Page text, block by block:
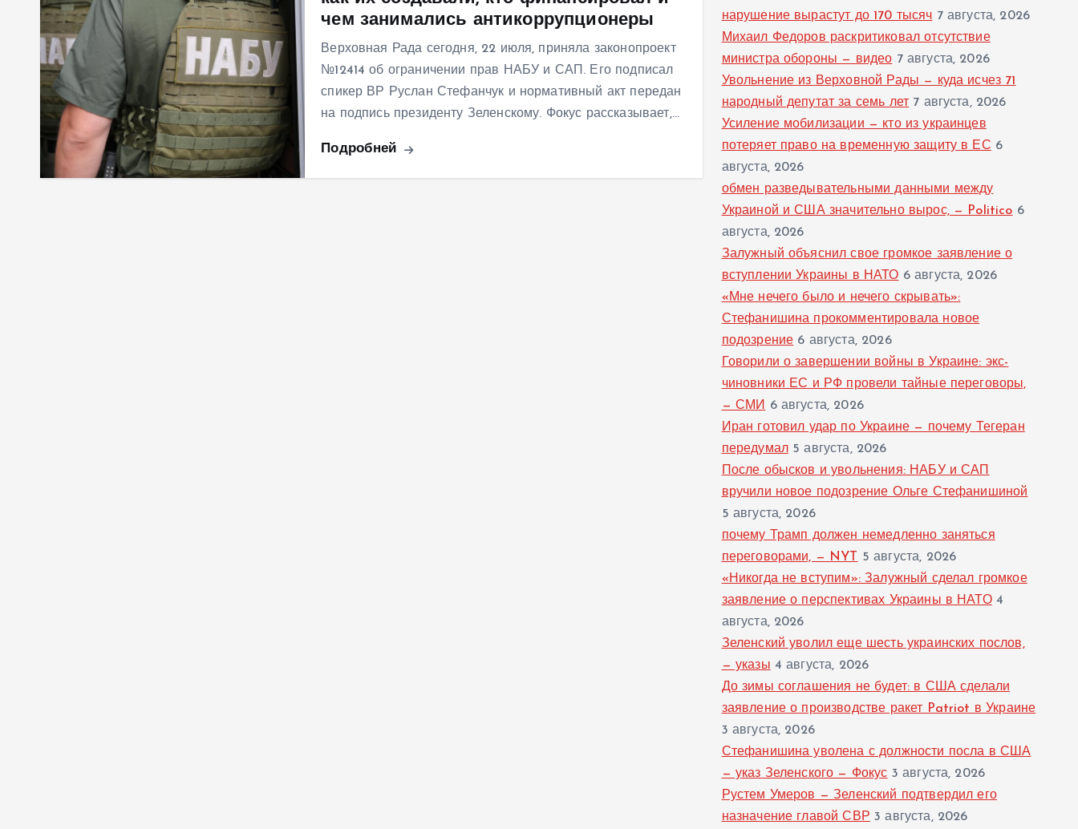
чем занимались антикоррупционеры
Верховная Рада сегодня, 22 июля, приняла законопроект
№12414 об ограничении прав НАБУ и САП. Его подписал
спикер ВР Руслан Стефанчук и нормативный акт передан
на подпись президенту Зеленскому. Фокус рассказывает,…
Подробней
нарушение вырастут до 170 тысяч 7 августа, 2026
Михаил Федоров раскритиковал отсутствие
министра обороны — видео 7 августа, 2026
Увольнение из Верховной Рады — куда исчез 71
народный депутат за семь лет 7 августа, 2026
Усиление мобилизации — кто из украинцев
потеряет право на временную защиту в ЕС 6
августа, 2026
обмен разведывательными данными между
Украиной и США значительно вырос, — Politico 6
августа, 2026
Залужный объяснил свое громкое заявление о
вступлении Украины в НАТО 6 августа, 2026
«Мне нечего было и нечего скрывать»:
Стефанишина прокомментировала новое
подозрение 6 августа, 2026
Говорили о завершении войны в Украине: экс-
чиновники ЕС и РФ провели тайные переговоры,
— СМИ 6 августа, 2026
Иран готовил удар по Украине — почему Тегеран
передумал 5 августа, 2026
После обысков и увольнения: НАБУ и САП
вручили новое подозрение Ольге Стефанишиной
5 августа, 2026
почему Трамп должен немедленно заняться
переговорами, — NYT
5 августа, 2026
«Никогда не вступим»: Залужный сделал громкое
заявление о перспективах Украины в НАТО 4
августа, 2026
Зеленский уволил еще шесть украинских послов,
— указы 4 августа, 2026
До зимы соглашения не будет: в США сделали
заявление о производстве ракет Patriot в Украине
3 августа, 2026
Стефанишина уволена с должности посла в США
— указ Зеленского — Фокус 3 августа, 2026
Рустем Умеров — Зеленский подтвердил его
назначение главой СВР 3 августа, 2026